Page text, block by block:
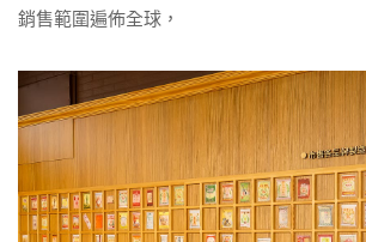
銷售範圍遍佈全球，